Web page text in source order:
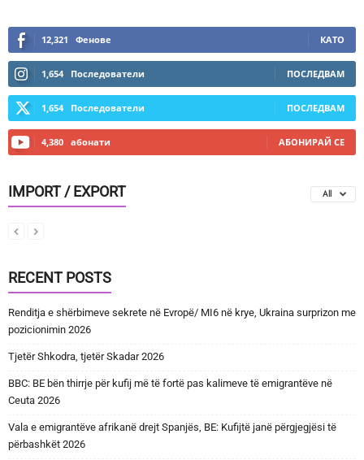
12,321 Фенове КАТО
1,654 Последователи ПОСЛЕДВАМ
1,654 Последователи ПОСЛЕДВАМ
4,380 абонати АБОНИРАЙ СЕ
IMPORT / EXPORT All
RECENT POSTS
Renditja e shërbimeve sekrete në Evropë/ MI6 në krye, Ukraina surprizon me
pozicionimin 2026
Tjetër Shkodra, tjetër Skadar 2026
BBC: BE bën thirrje për kufij më të fortë pas kalimeve të emigrantëve në
Ceuta 2026
Vala e emigrantëve afrikanë drejt Spanjës, BE: Kufijtë janë përgjegjësi të
përbashkët 2026